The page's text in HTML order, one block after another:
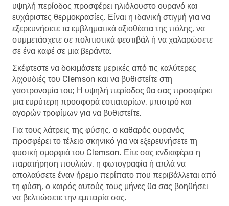
υψηλή περίοδος προσφέρει ηλιόλουστο ουρανό και
ευχάριστες θερμοκρασίες. Είναι η ιδανική στιγμή για να
εξερευνήσετε τα εμβληματικά αξιοθέατα της πόλης, να
συμμετάσχετε σε πολιτιστικά φεστιβάλ ή να χαλαρώσετε
σε ένα καφέ σε μια βεράντα.
Σκέφτεστε να δοκιμάσετε μερικές από τις καλύτερες
λιχουδιές του Clemson και να βυθιστείτε στη
γαστρονομία του; Η υψηλή περίοδος θα σας προσφέρει
μια ευρύτερη προσφορά εστιατορίων, μπιστρό και
αγορών τροφίμων για να βυθιστείτε.
Για τους λάτρεις της φύσης, ο καθαρός ουρανός
προσφέρει το τέλειο σκηνικό για να εξερευνήσετε τη
φυσική ομορφιά του Clemson. Είτε σας ενδιαφέρει η
παρατήρηση πουλιών, η φωτογραφία ή απλά να
απολαύσετε έναν ήρεμο περίπατο που περιβάλλεται από
τη φύση, ο καιρός αυτούς τους μήνες θα σας βοηθήσει
να βελτιώσετε την εμπειρία σας.